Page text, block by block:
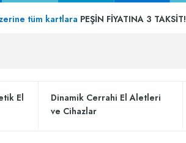
tüm kartlara PEŞİN FİYATINA 3 TAKSİT!
El
Dinamik Cerrahi El Aletleri
ve Cihazlar